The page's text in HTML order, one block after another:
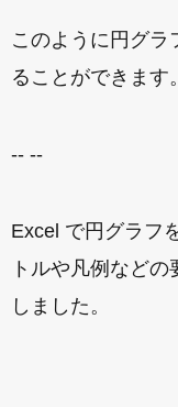
このように円グラ
ることができます。
-- --
Excel で円グラフ
トルや凡例など
しました。